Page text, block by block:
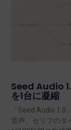
Seed Audio
を1台に凝縮
「Seed Audio 1.0
音声、セリフのタ